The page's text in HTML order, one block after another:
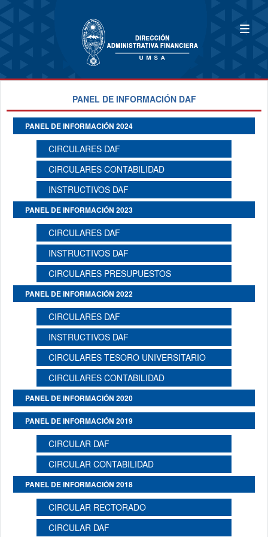
PANEL DE INFORMACIÓN DAF
PANEL DE INFORMACIÓN 2024
CIRCULARES DAF
CIRCULARES CONTABILIDAD
INSTRUCTIVOS DAF
PANEL DE INFORMACIÓN 2023
CIRCULARES DAF
INSTRUCTIVOS DAF
CIRCULARES PRESUPUESTOS
PANEL DE INFORMACIÓN 2022
CIRCULARES DAF
INSTRUCTIVOS DAF
CIRCULARES TESORO UNIVERSITARIO
CIRCULARES CONTABILIDAD
PANEL DE INFORMACIÓN 2020
PANEL DE INFORMACIÓN 2019
CIRCULAR DAF
CIRCULAR CONTABILIDAD
PANEL DE INFORMACIÓN 2018
CIRCULAR RECTORADO
CIRCULAR DAF